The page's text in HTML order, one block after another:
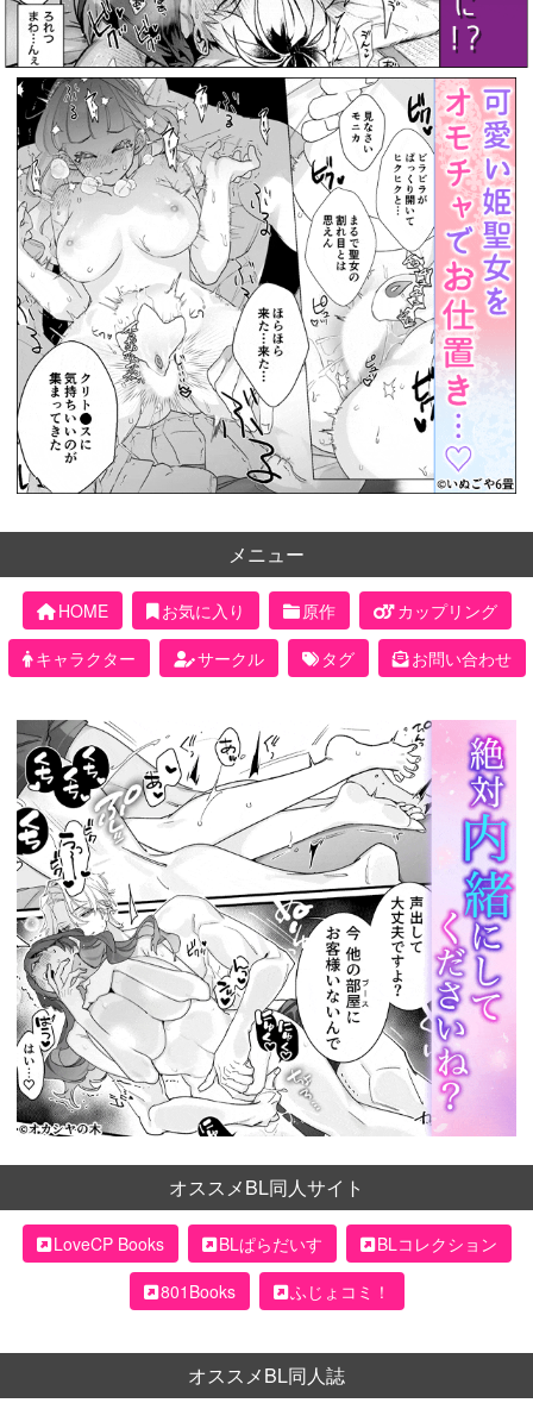
メニュー
HOME お気に入り 原作
カップリング
キャラクター
サークル タグ お問い合わせ
オススメBL同人サイト
LoveCP Books BLぱらだいす
BLコレクション
801Books
ふじょコミ！
オススメBL同人誌